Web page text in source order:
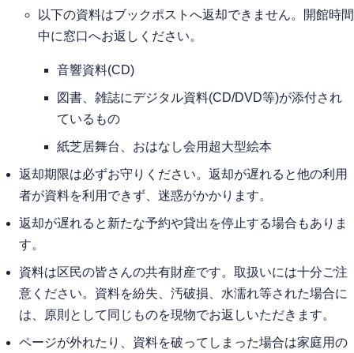
以下の資料はブックポストへ返却できません。開館時間
中に窓口へお返しください。
音響資料(CD)
図書、雑誌にデジタル資料(CD/DVD等)が添付され
ているもの
紙芝居舞台、おはなし会用超大型絵本
返却期限は必ずお守りください。返却が遅れると他の利用
者が資料を利用できず、迷惑がかかります。
返却が遅れると新たな予約や貸出を停止する場合もありま
す。
資料は区民の皆さんの共有財産です。取扱いには十分ご注
意ください。資料を紛失、汚破損、水濡れ等された場合に
は、原則として同じものを現物でお返しいただきます。
ページが外れたり、資料を破ってしまった場合は家庭用の